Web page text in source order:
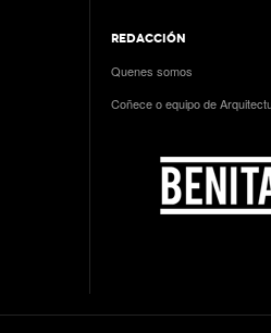
REDACCIÓN
Quenes somos
Coñece o equipo de